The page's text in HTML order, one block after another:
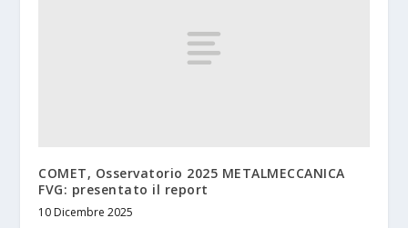
COMET, Osservatorio 2025 METALMECCANICA
FVG: presentato il report
10 Dicembre 2025